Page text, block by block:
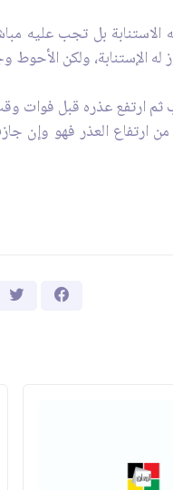
بل تجب عليه
ولكن الأحوط
ثم ارتفع عذره قبل فوات
ارتفاع العذر فهو وإن